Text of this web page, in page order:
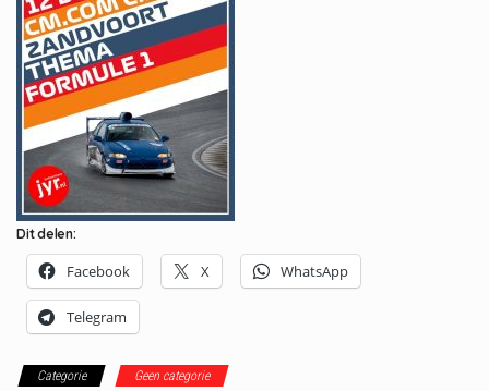
Dit delen:
Facebook X WhatsApp
Telegram
Categorie Geen categorie